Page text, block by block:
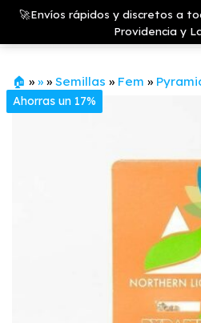
Saltar
contenido
🚀Envíos rápidos y discretos a
Providencia y
& LED
Store
🏠 » » » Semillas » Fem »
Ahorras un 17%